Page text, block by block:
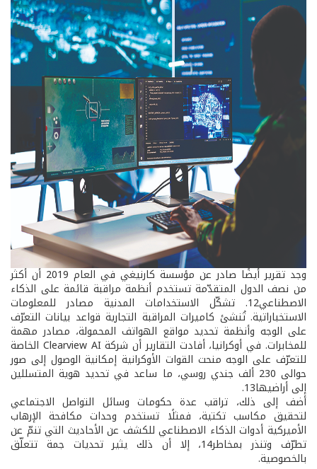
وجد تقرير أيضًا صادر عن مؤسسة كارنيغي في العام 2019 أن أكثر
من نصف الدول المتقدّمة تستخدم أنظمة مراقبة قائمة على الذكاء
الاصطناعي12. تشكّل الاستخدامات المدنية مصادر للمعلومات
الاستخباراتية. تُنشئ كاميرات المراقبة التجارية قواعد بيانات التعرّف
على الوجه وأنظمة تحديد مواقع الهواتف المحمولة، مصادر مهمة
للمخابرات. في أوكرانيا، أفادت التقارير أن شركة Clearview AI الخاصة
للتعرّف على الوجه منحت القوات الأوكرانية إمكانية الوصول إلى صور
حوالى 230 ألف جندي روسي، ما ساعد في تحديد هوية المتسللين
إلى أراضيها13.
أضف إلى ذلك، تراقب عدة حكومات وسائل التواصل الاجتماعي
لتحقيق مكاسب تكتية، فمثلًا تستخدم وحدات مكافحة الإرهاب
الأميركية أدوات الذكاء الاصطناعي للكشف عن الأحاديث التي تنمّ عن
تطرّف وتنذر بمخاطر14، إلا أن ذلك يثير تحديات جمة تتعلّق
بالخصوصية.